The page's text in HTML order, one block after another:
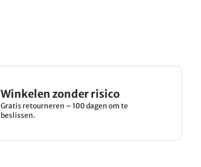
Winkelen zonder risico
Gratis retourneren – 100 dagen om te
beslissen.